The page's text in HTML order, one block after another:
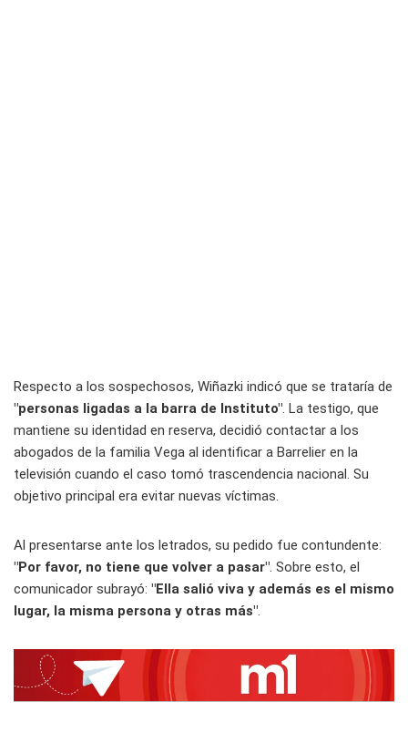
Respecto a los sospechosos, Wiñazki indicó que se trataría de
"personas ligadas a la barra de Instituto". La testigo, que
mantiene su identidad en reserva, decidió contactar a los
abogados de la familia Vega al identificar a Barrelier en la
televisión cuando el caso tomó trascendencia nacional. Su
objetivo principal era evitar nuevas víctimas.
Al presentarse ante los letrados, su pedido fue contundente:
"Por favor, no tiene que volver a pasar". Sobre esto, el
comunicador subrayó: "Ella salió viva y además es el mismo
lugar, la misma persona y otras más".